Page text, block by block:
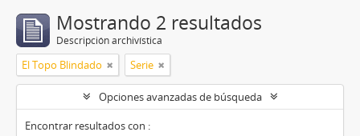
Mostrando 2 resultados
Descripción archivística
El Topo Blindado Serie
Opciones avanzadas de búsqueda
Encontrar resultados con :